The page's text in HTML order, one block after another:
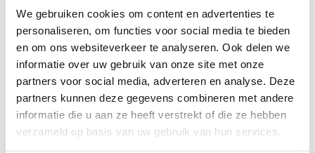
We gebruiken cookies om content en advertenties te
personaliseren, om functies voor social media te bieden
en om ons websiteverkeer te analyseren. Ook delen we
informatie over uw gebruik van onze site met onze
partners voor social media, adverteren en analyse. Deze
partners kunnen deze gegevens combineren met andere
informatie die u aan ze heeft verstrekt of die ze hebben
verzameld op basis van uw gebruik van hun services.
BETON BESTELLEN IN DONIAGA
Ben je op zoek naar een leverancier bij jou in de buurt die
goedkoop beton kan storten in Doniaga? Dan ben je bij
ons aan het juiste adres. Wij bezorgen kant-en-klaar